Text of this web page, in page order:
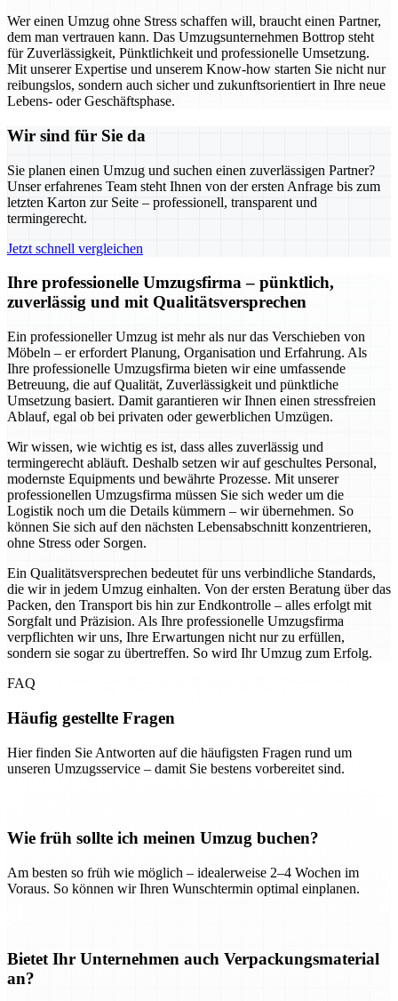
Wer einen Umzug ohne Stress schaffen will, braucht einen Partner,
dem man vertrauen kann. Das Umzugsunternehmen Bottrop steht
für Zuverlässigkeit, Pünktlichkeit und professionelle Umsetzung.
Mit unserer Expertise und unserem Know-how starten Sie nicht nur
reibungslos, sondern auch sicher und zukunftsorientiert in Ihre neue
Lebens- oder Geschäftsphase.
Wir sind für Sie da
Sie planen einen Umzug und suchen einen zuverlässigen Partner?
Unser erfahrenes Team steht Ihnen von der ersten Anfrage bis zum
letzten Karton zur Seite – professionell, transparent und
termingerecht.
Jetzt schnell vergleichen
Ihre professionelle Umzugsfirma – pünktlich,
zuverlässig und mit Qualitätsversprechen
Ein professioneller Umzug ist mehr als nur das Verschieben von
Möbeln – er erfordert Planung, Organisation und Erfahrung. Als
Ihre professionelle Umzugsfirma bieten wir eine umfassende
Betreuung, die auf Qualität, Zuverlässigkeit und pünktliche
Umsetzung basiert. Damit garantieren wir Ihnen einen stressfreien
Ablauf, egal ob bei privaten oder gewerblichen Umzügen.
Wir wissen, wie wichtig es ist, dass alles zuverlässig und
termingerecht abläuft. Deshalb setzen wir auf geschultes Personal,
modernste Equipments und bewährte Prozesse. Mit unserer
professionellen Umzugsfirma müssen Sie sich weder um die
Logistik noch um die Details kümmern – wir übernehmen. So
können Sie sich auf den nächsten Lebensabschnitt konzentrieren,
ohne Stress oder Sorgen.
Ein Qualitätsversprechen bedeutet für uns verbindliche Standards,
die wir in jedem Umzug einhalten. Von der ersten Beratung über das
Packen, den Transport bis hin zur Endkontrolle – alles erfolgt mit
Sorgfalt und Präzision. Als Ihre professionelle Umzugsfirma
verpflichten wir uns, Ihre Erwartungen nicht nur zu erfüllen,
sondern sie sogar zu übertreffen. So wird Ihr Umzug zum Erfolg.
FAQ
Häufig gestellte Fragen
Hier finden Sie Antworten auf die häufigsten Fragen rund um
unseren Umzugsservice – damit Sie bestens vorbereitet sind.
Wie früh sollte ich meinen Umzug buchen?
Am besten so früh wie möglich – idealerweise 2–4 Wochen im
Voraus. So können wir Ihren Wunschtermin optimal einplanen.
Bietet Ihr Unternehmen auch Verpackungsmaterial
an?